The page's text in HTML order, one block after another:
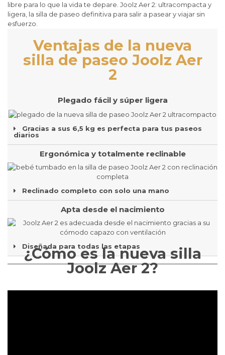
libre para lo que la vida te depare. Joolz Aer 2: ultracompacta y
ligera, la silla de paseo definitiva para salir a pasear y viajar sin
esfuerzo.
Ventajas de la nueva
silla de paseo Joolz Aer
2
Plegado fácil y súper ligera
Gracias a sus 6,5 kg es perfecta para tus paseos
diarios
Ergonómica y totalmente reclinable
Reclinado completo con solo una mano
Apta desde el nacimiento
Diseñada para todas las etapas
¿Cómo es la nueva silla
Joolz Aer 2?